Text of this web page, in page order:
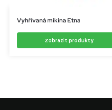
Vyhřívaná mikina Etna
Zobrazit produkty